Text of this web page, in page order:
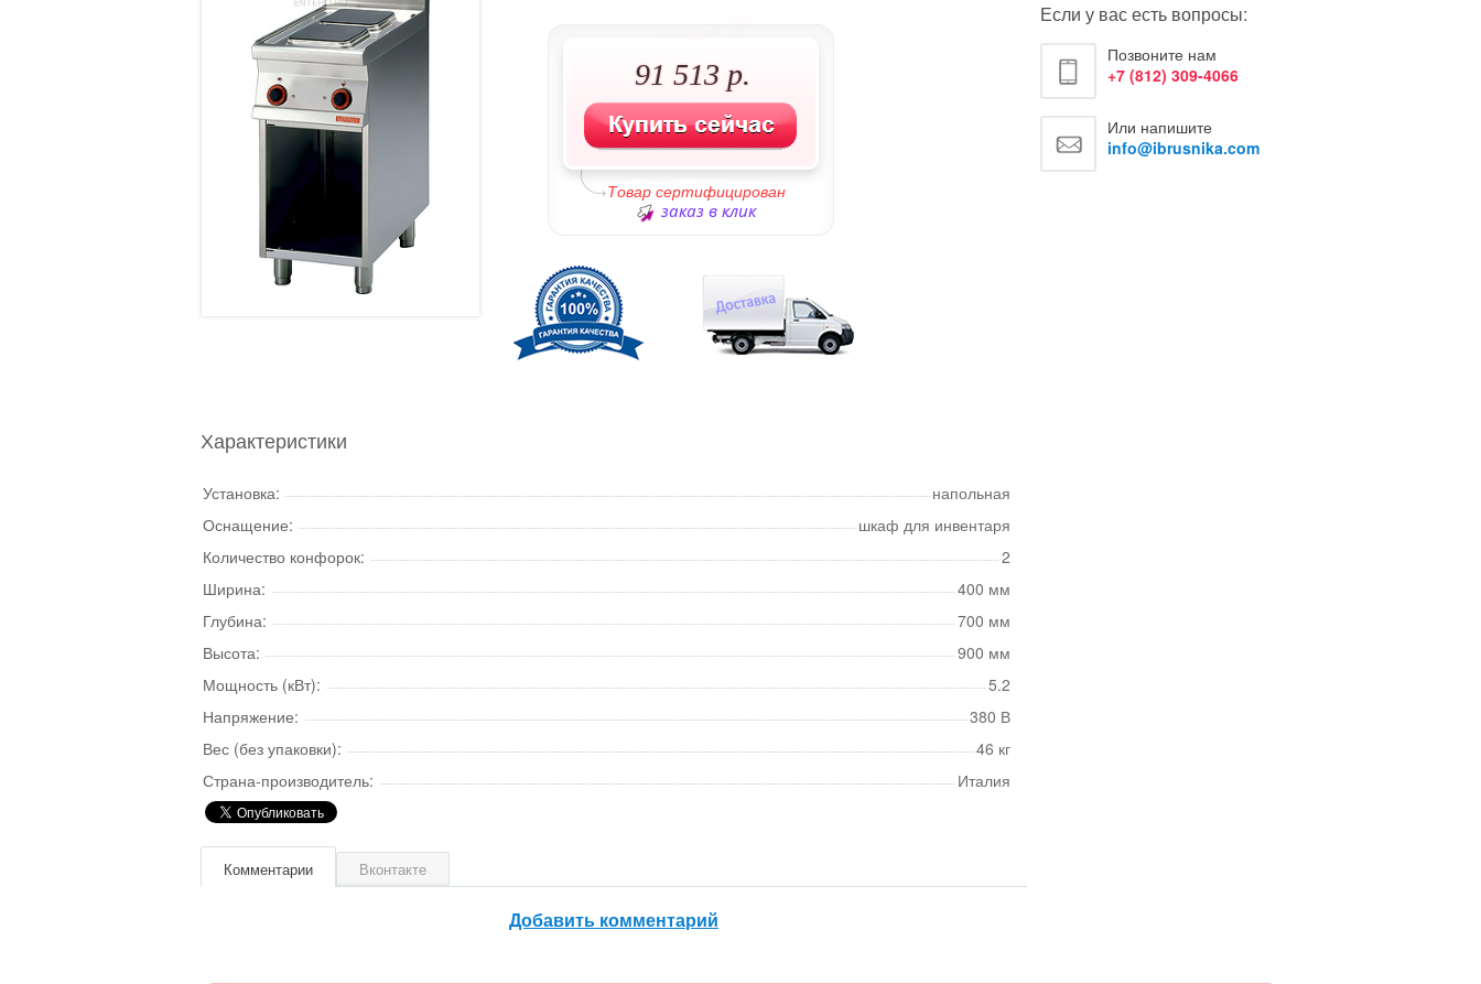
91 513 р.
Товар сертифицирован
заказ в клик
Характеристики
Установка:
напольная
Оснащение:
шкаф для инвентаря
Количество конфорок:
2
Ширина:
400 мм
Глубина:
700 мм
Высота:
900 мм
Мощность (кВт):
5.2
Напряжение:
380 В
Вес (без упаковки):
46 кг
Страна-производитель:
Италия
Комментарии Вконтакте
Добавить комментарий
Если у вас есть вопросы:
Позвоните нам
+7 (812) 309-4066
Или напишите
info@ibrusnika.com